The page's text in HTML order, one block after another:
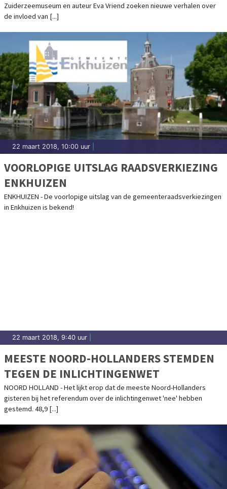
Zuiderzeemuseum en auteur Eva Vriend zoeken nieuwe verhalen over
de invloed van [...]
22 maart 2018, 10:00 uur
VOORLOPIGE UITSLAG RAADSVERKIEZING
ENKHUIZEN
ENKHUIZEN - De voorlopige uitslag van de gemeenteraadsverkiezingen
in Enkhuizen is bekend!
22 maart 2018, 9:40 uur
MEESTE NOORD-HOLLANDERS STEMDEN
TEGEN DE INLICHTINGENWET
NOORD HOLLAND - Het lijkt erop dat de meeste Noord-Hollanders
gisteren bij het referendum over de inlichtingenwet 'nee' hebben
gestemd. 48,9 [...]